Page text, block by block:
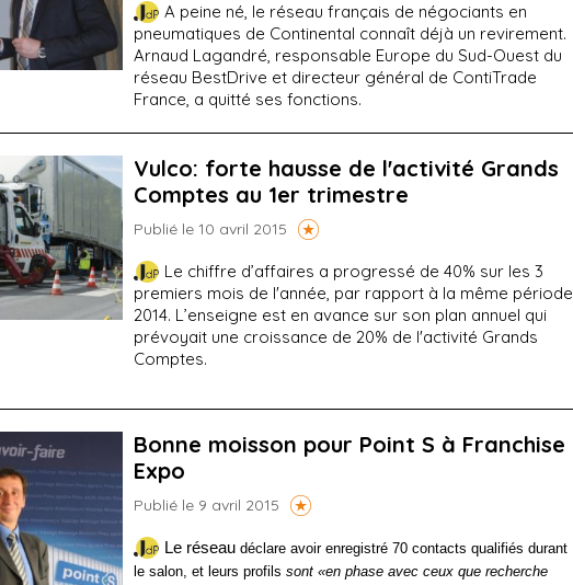
A peine né, le réseau français de négociants en
pneumatiques de Continental connaît déjà un revirement.
Arnaud Lagandré, responsable Europe du Sud-Ouest du
réseau BestDrive et directeur général de ContiTrade
France, a quitté ses fonctions.
Vulco: forte hausse de l'activité Grands
Comptes au 1er trimestre
Publié le 10 avril 2015
Le chiffre d’affaires a progressé de 40% sur les 3
premiers mois de l'année, par rapport à la même période
2014. L’enseigne est en avance sur son plan annuel qui
prévoyait une croissance de 20% de l'activité Grands
Comptes.
Bonne moisson pour Point S à Franchise
Expo
Publié le 9 avril 2015
Le réseaudéclare avoir enregistré 70 contacts qualifiés durant
le salon, et leurs profils sont«enphase avec ceux que recherche